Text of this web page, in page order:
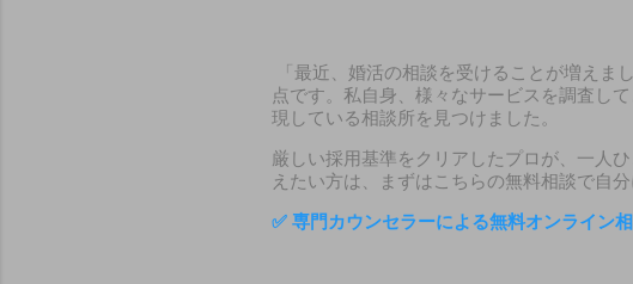
「最近、婚活の相談を受けることが増えま
点です。私自身、様々なサービスを調査し
現している相談所を見つけました。
厳しい採用基準をクリアしたプロが、一人
えたい方は、まずはこちらの無料相談で自
✅ 専門カウンセラーによる無料オンライン